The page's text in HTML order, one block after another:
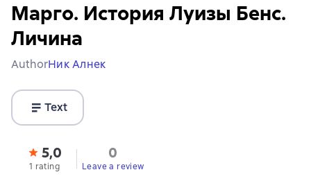
Марго. История Луизы Бенс.
Личина
AuthorНик Алнек
Text
5,0
1 rating
0
Leave a review